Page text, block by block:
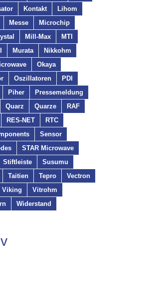
Kontakt
Lihom
Messe
Microchip
Mill-Max
MTI
Murata
Nikkohm
Okaya
Oszillatoren
PDI
Piher
Pressemeldung
Quarz Quarze
RAF
RES-NET
RTC
Sensor
STAR Microwave
Stiftleiste
Susumu
Taitien Tepro
Vectron
Viking
Vitrohm
Widerstand